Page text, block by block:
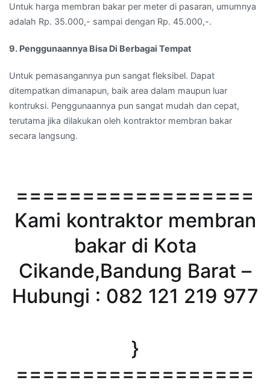
Untuk harga membran bakar per meter di pasaran, umumnya
adalah Rp. 35.000,- sampai dengan Rp. 45.000,-.
9. Penggunaannya Bisa Di Berbagai Tempat
Untuk pemasangannya pun sangat fleksibel. Dapat
ditempatkan dimanapun, baik area dalam maupun luar
kontruksi. Penggunaannya pun sangat mudah dan cepat,
terutama jika dilakukan oleh kontraktor membran bakar
secara langsung.
==================
Kami kontraktor membran
bakar di Kota
Cikande,Bandung Barat –
Hubungi : 082 121 219 977
}
==================